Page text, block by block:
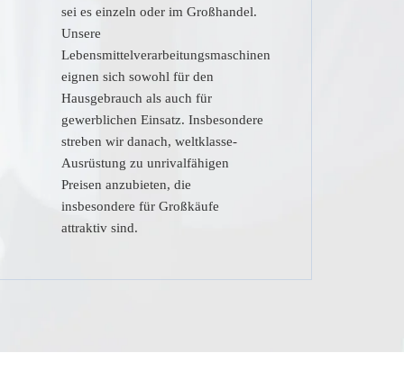
sei es einzeln oder im Großhandel.
Unsere
Lebensmittelverarbeitungsmaschinen
eignen sich sowohl für den
Hausgebrauch als auch für
gewerblichen Einsatz. Insbesondere
streben wir danach, weltklasse-
Ausrüstung zu unrivalfähigen
Preisen anzubieten, die
insbesondere für Großkäufe
attraktiv sind.